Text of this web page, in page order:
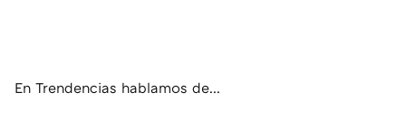
En Trendencias hablamos de...